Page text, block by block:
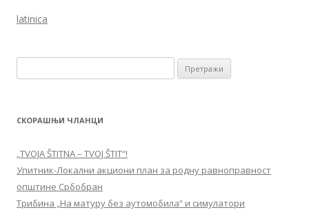
latinica
СКОРАШЊИ ЧЛАНЦИ
„TVOJA ŠTITNA – TVOJ ŠTIT“!
Упитник-Локални акциони план за родну равноправност
општине Србобран
Трибина „На матуру без аутомобила“ и симулатори